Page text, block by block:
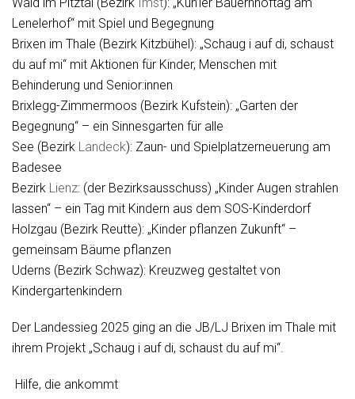
Wald im Pitztal (Bezirk Imst): „Kuh’ler Bauernhoftag am
Lenelerhof“ mit Spiel und Begegnung
Brixen im Thale (Bezirk Kitzbühel): „Schaug i auf di, schaust
du auf mi“ mit Aktionen für Kinder, Menschen mit
Behinderung und Senior:innen
Brixlegg-Zimmermoos (Bezirk Kufstein): „Garten der
Begegnung“ – ein Sinnesgarten für alle
See (Bezirk Landeck): Zaun- und Spielplatzerneuerung am
Badesee
Bezirk Lienz: (der Bezirksausschuss) „Kinder Augen strahlen
lassen“ – ein Tag mit Kindern aus dem SOS-Kinderdorf
Holzgau (Bezirk Reutte): „Kinder pflanzen Zukunft“ –
gemeinsam Bäume pflanzen
Uderns (Bezirk Schwaz): Kreuzweg gestaltet von
Kindergartenkindern
Der Landessieg 2025 ging an die JB/LJ Brixen im Thale mit
ihrem Projekt „Schaug i auf di, schaust du auf mi“.
Hilfe, die ankommt